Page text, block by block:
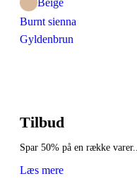
Burnt sienna
Gyldenbrun
Tilbud
Spar 50% på en række varer...
Læs mere